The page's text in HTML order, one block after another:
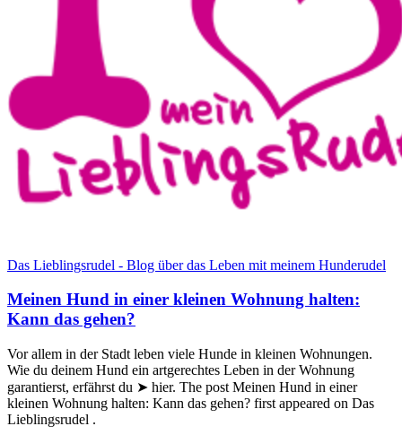
Das Lieblingsrudel - Blog über das Leben mit meinem Hunderudel
Meinen Hund in einer kleinen Wohnung halten:
Kann das gehen?
Vor allem in der Stadt leben viele Hunde in kleinen Wohnungen.
Wie du deinem Hund ein artgerechtes Leben in der Wohnung
garantierst, erfährst du ➤ hier. The post Meinen Hund in einer
kleinen Wohnung halten: Kann das gehen? first appeared on Das
Lieblingsrudel .